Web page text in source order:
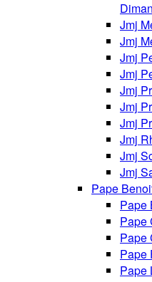
Jmj
Jmj
Jmj
Jmj
Jmj
Jmj
Jmj
Jmj
Jmj
Jmj
Pape
Pape
Pape
Pape
Pape
Pape